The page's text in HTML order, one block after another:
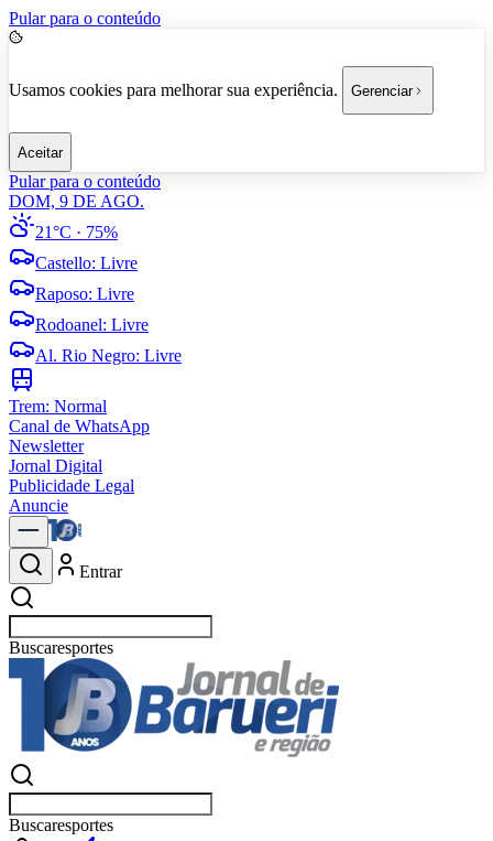
Pular para o conteúdo
Usamos cookies para melhorar sua experiência. Gerenciar
Aceitar
Pular para o conteúdo
DOM, 9 DE AGO.
21°C · 75%
Castello: Livre
Raposo: Livre
Rodoanel: Livre
Al. Rio Negro: Livre
Trem: Normal
Canal de WhatsApp
Newsletter
Jornal Digital
Publicidade Legal
Anuncie
Entrar
Buscarpolítica
Buscarpolítica